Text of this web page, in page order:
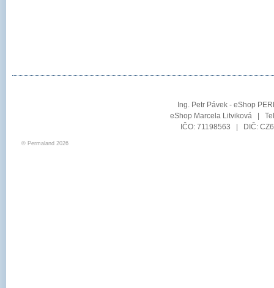
Ing. Petr Pávek - eShop
eShop Marcela Litviková |
IČO: 71198563 | DIČ:
© Permaland 2026